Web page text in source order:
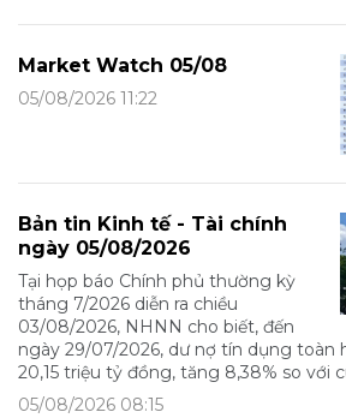
Market Watch 05/08
05/08/2026 11:22
Bản tin Kinh tế - Tài chính
ngày 05/08/2026
Tại họp báo Chính phủ thường kỳ
tháng 7/2026 diễn ra chiều
03/08/2026, NHNN cho biết, đến
ngày 29/07/2026, dư nợ tín dụng toàn
20,15 triệu tỷ đồng, tăng 8,38% so với
05/08/2026 08:15